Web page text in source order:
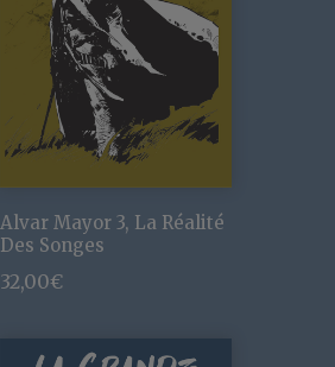
Alvar Mayor 3, La Réalité
Des Songes
32,00€